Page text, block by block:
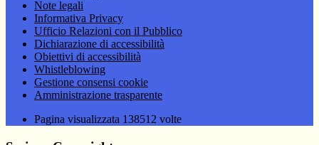
Note legali
Informativa Privacy
Ufficio Relazioni con il Pubblico
Dichiarazione di accessibilità
Obiettivi di accessibilità
Whistleblowing
Gestione consensi cookie
Amministrazione trasparente
Pagina visualizzata 138512 volte